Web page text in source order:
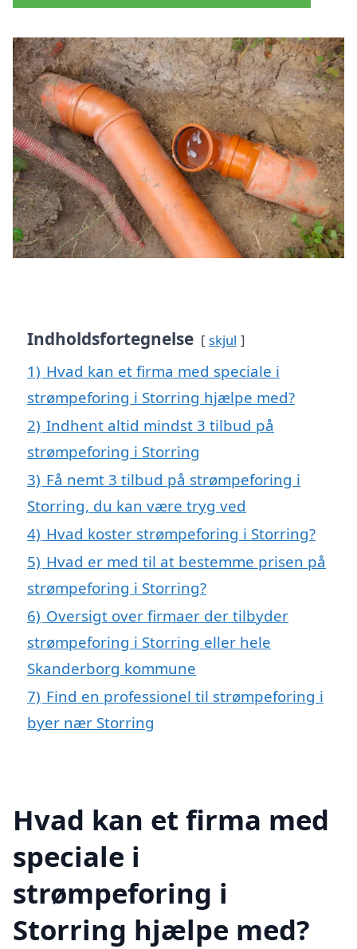
Indholdsfortegnelse skjul
1) Hvad kan et firma med speciale i
strømpeforing i Storring hjælpe med?
2) Indhent altid mindst 3 tilbud på
strømpeforing i Storring
3) Få nemt 3 tilbud på strømpeforing i
Storring, du kan være tryg ved
4) Hvad koster strømpeforing i Storring?
5) Hvad er med til at bestemme prisen på
strømpeforing i Storring?
6) Oversigt over firmaer der tilbyder
strømpeforing i Storring eller hele
Skanderborg kommune
7) Find en professionel til strømpeforing i
byer nær Storring
Hvad kan et firma med
speciale i
strømpeforing i
Storring hjælpe med?